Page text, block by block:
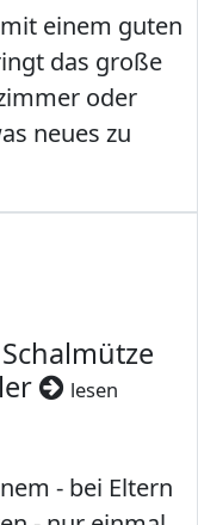
einem guten
das große
oder
neues zu
lesen
- bei Eltern